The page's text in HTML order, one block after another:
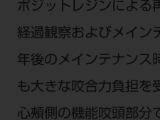
ポジットレジンによる
経過観察およびメイン
年後のメインテナンス
も大きな咬合力負担を
心頰側の機能咬頭部分